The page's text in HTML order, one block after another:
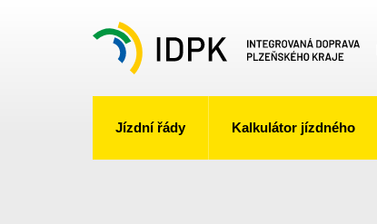
Jízdní řády Kalkulátor jízdného